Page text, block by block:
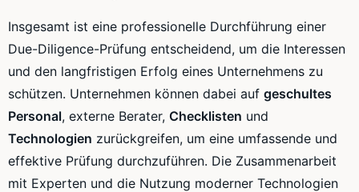
Insgesamt ist eine professionelle Durchführung einer
Due-Diligence-Prüfung entscheidend, um die Interessen
und den langfristigen Erfolg eines Unternehmens zu
schützen. Unternehmen können dabei auf geschultes
Personal, externe Berater, Checklisten und
Technologien zurückgreifen, um eine umfassende und
effektive Prüfung durchzuführen. Die Zusammenarbeit
mit Experten und die Nutzung moderner Technologien